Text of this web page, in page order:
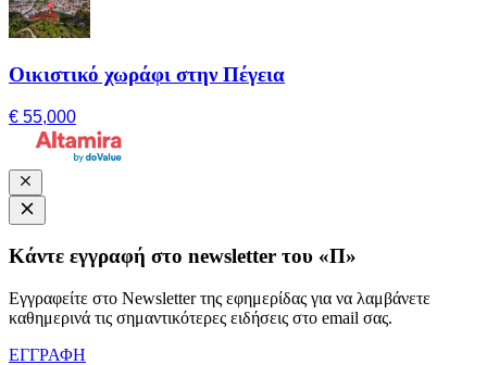
Οικιστικό χωράφι στην Πέγεια
€ 55,000
Κάντε εγγραφή στο newsletter του «Π»
Εγγραφείτε στο Newsletter της εφημερίδας για να λαμβάνετε
καθημερινά τις σημαντικότερες ειδήσεις στο email σας.
ΕΓΓΡΑΦΗ